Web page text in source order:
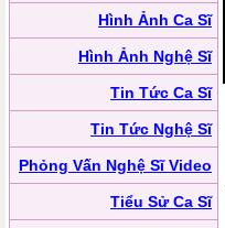
Hình Ảnh Ca Sĩ
Hình Ảnh Nghệ Sĩ
Tin Tức Ca Sĩ
Tin Tức Nghệ Sĩ
Phỏng Vấn Nghệ Sĩ Video
Tiểu Sử Ca Sĩ